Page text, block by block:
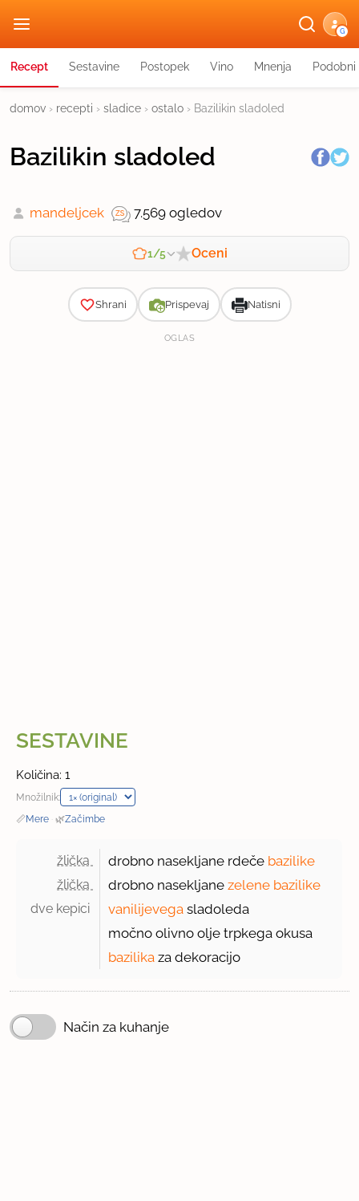
G
Recept Sestavine Postopek Vino Mnenja
domov › recepti › sladice › ostalo › Bazilikin sladoled
Bazilikin sladoled
mandeljcek 7.569 ogledov
1/5 Oceni
Shrani Prispevaj Natisni
OGLAS
SESTAVINE
Količina: 1
Množilnik:
📏Mere · 🌿Začimbe
žlička drobno nasekljane rdeče bazilike
žlička drobno nasekljanezelene bazilike
dve kepici vanilijevega sladoleda
močno olivno olje trpkega okusa
bazilika za dekoracijo
Način za kuhanje